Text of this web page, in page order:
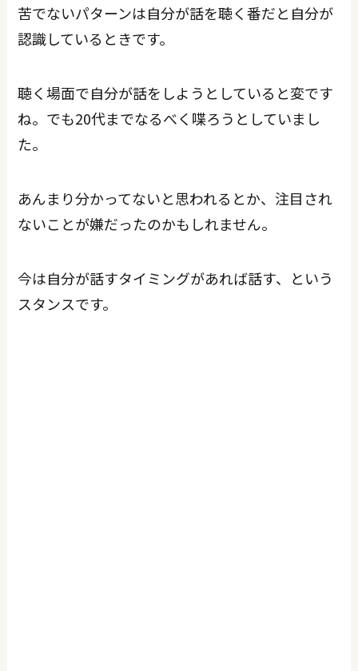
苦でないパターンは自分が話を聴く番だと自分が
認識しているときです。
聴く場面で自分が話をしようとしていると変です
ね。でも20代までなるべく喋ろうとしていまし
た。
あんまり分かってないと思われるとか、注目され
ないことが嫌だったのかもしれません。
今は自分が話すタイミングがあれば話す、という
スタンスです。